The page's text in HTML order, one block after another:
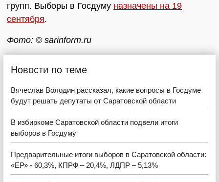
групп. Выборы в Госдуму назначены на 19
сентября.
Фото: © sarinform.ru
Новости по теме
Вячеслав Володин рассказал, какие вопросы в Госдуме
будут решать депутаты от Саратовской области
В избиркоме Саратовской области подвели итоги
выборов в Госдуму
Предварительные итоги выборов в Саратовской области:
«ЕР» - 60,3%, КПРФ – 20,4%, ЛДПР – 5,13%